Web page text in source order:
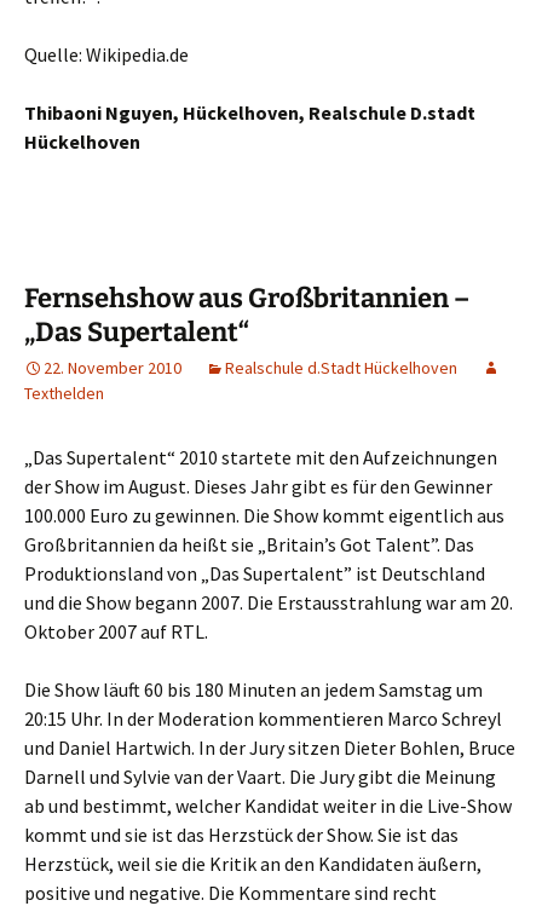
Quelle: Wikipedia.de
Thibaoni Nguyen, Hückelhoven, Realschule D.stadt
Hückelhoven
Fernsehshow aus Großbritannien –
„Das Supertalent“
22. November 2010
Realschule d.Stadt Hückelhoven
Texthelden
„Das Supertalent“ 2010 startete mit den Aufzeichnungen
der Show im August. Dieses Jahr gibt es für den Gewinner
100.000 Euro zu gewinnen. Die Show kommt eigentlich aus
Großbritannien da heißt sie „Britain’s Got Talent”. Das
Produktionsland von „Das Supertalent” ist Deutschland
und die Show begann 2007. Die Erstausstrahlung war am 20.
Oktober 2007 auf RTL.
Die Show läuft 60 bis 180 Minuten an jedem Samstag um
20:15 Uhr. In der Moderation kommentieren Marco Schreyl
und Daniel Hartwich. In der Jury sitzen Dieter Bohlen, Bruce
Darnell und Sylvie van der Vaart. Die Jury gibt die Meinung
ab und bestimmt, welcher Kandidat weiter in die Live-Show
kommt und sie ist das Herzstück der Show. Sie ist das
Herzstück, weil sie die Kritik an den Kandidaten äußern,
positive und negative. Die Kommentare sind recht